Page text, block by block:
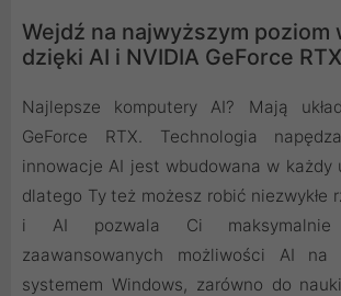
Wejdź na najwyższym poziom
dzięki AI i NVIDIA GeForce RTX
Najlepsze komputery AI? Mają
GeForce RTX. Technologia
innowacje AI jest wbudowana w każdy
dlatego Ty też możesz robić niezwykłe
i AI pozwala Ci
zaawansowanych możliwości AI na
systemem Windows, zarówno do